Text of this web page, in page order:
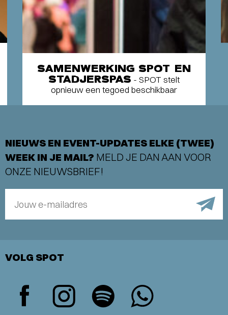
SAMENWERKING SPOT EN
STADJERSPAS - SPOT stelt
opnieuw een tegoed beschikbaar
NIEUWS EN EVENT-UPDATES ELKE (TWEE)
WEEK IN JE MAIL? MELD JE DAN AAN VOOR
ONZE NIEUWSBRIEF!
Jouw e-mailadres
VOLG SPOT